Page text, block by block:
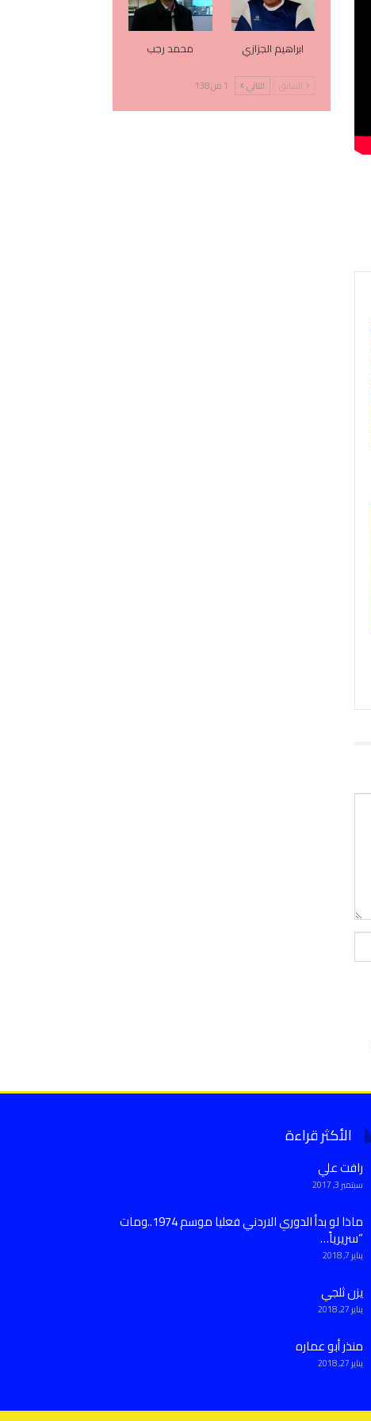
ابراهيم الجزازي محمد رجب
السابق التالي 1 من 138
الأكثر قراءة
رافت علي
سبتمبر 3, 2017
ماذا لو بدأ الدوري الاردني فعليا موسم 1974..ومات
“سريرياً…
يناير 7, 2018
يزن ثلجي
يناير 27, 2018
منذر أبو عماره
يناير 27, 2018